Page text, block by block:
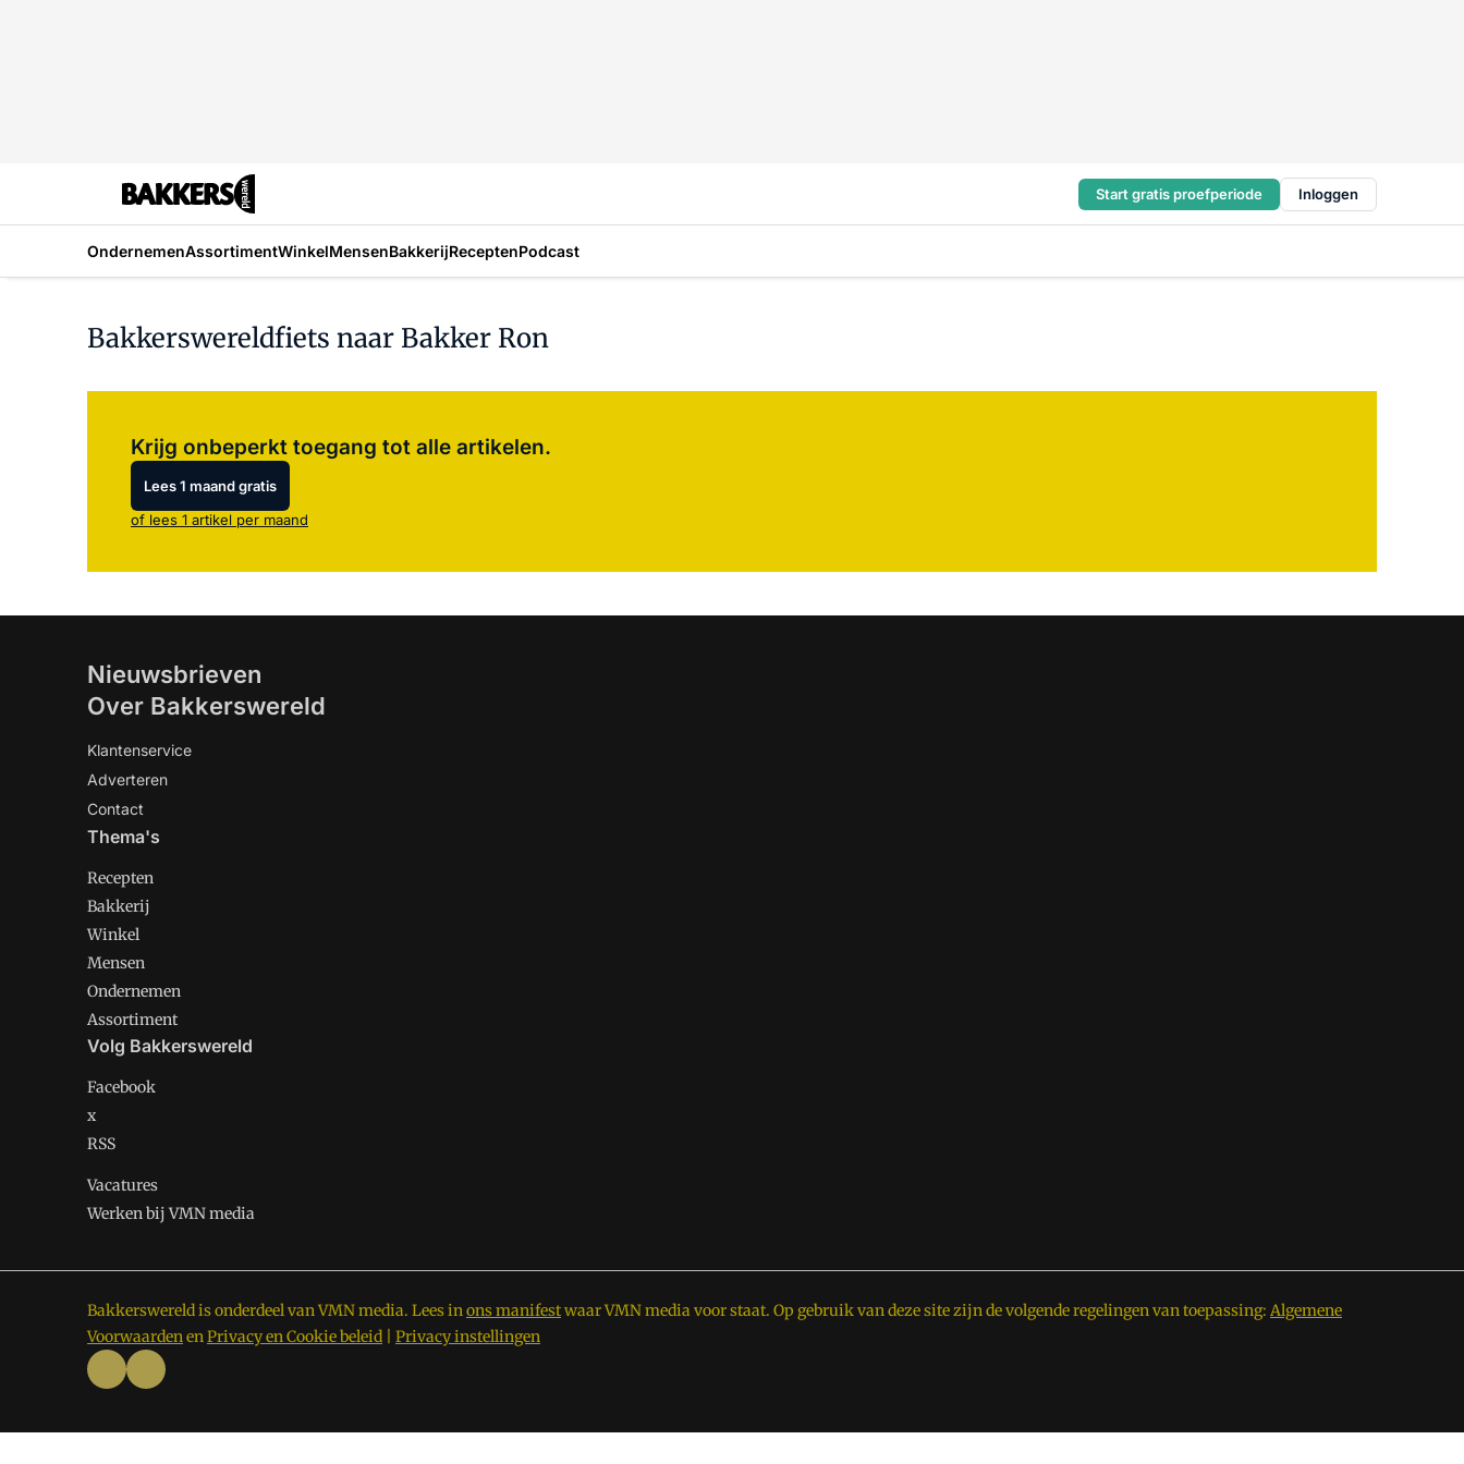
Start gratis proefperiode Inloggen
OndernemenAssortimentWinkelMensenBakkerijReceptenPodcast
Bakkerswereldfiets naar Bakker Ron
Krijg onbeperkt toegang tot alle artikelen.
Lees 1 maand gratis
of lees 1 artikel per maand
Nieuwsbrieven
Over Bakkerswereld
Klantenservice
Adverteren
Contact
Thema's
Recepten
Bakkerij
Winkel
Mensen
Ondernemen
Assortiment
Volg Bakkerswereld
Facebook
x
RSS
Vacatures
Werken bij VMN media
Bakkerswereld is onderdeel van VMN media. Lees inons manifestwaar VMN media voor staat. Op gebruik van deze site zijn de volgende regelingen van toepassing: Algemene
VoorwaardenenPrivacy en Cookie beleid Privacy instellingen